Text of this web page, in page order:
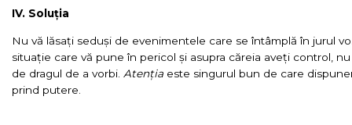
IV. Soluția
Nu vă lăsați seduși de evenimentele care se întâmplă în jurul
situație care vă pune în pericol și asupra căreia aveți control,
de dragul de a vorbi. Atenția este singurul bun de care
prind putere.